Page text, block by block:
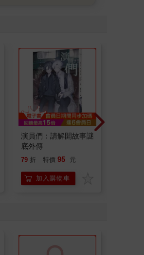
演員們：請解開故事謎
底外傳
79 折 特價 95 元
加入購物車